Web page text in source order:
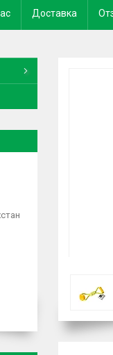
Доставка